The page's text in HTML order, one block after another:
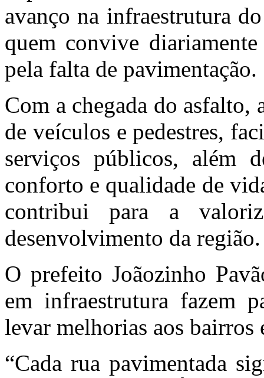
avanço na infraestrutura
quem convive
pela falta de pavimentação.
Com a chegada do asfalto,
de veículos e pedestres,
serviços públicos, além
conforto e qualidade de
contribui para a
desenvolvimento da região.
O prefeito Joãozinho
em infraestrutura fazem
levar melhorias aos bairros
“Cada rua pavimentada